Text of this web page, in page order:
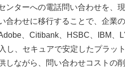
ンターへの電話問い合わせを、
合わせに移行することで、企業
、Citibank、HSBC、IBM、
し、セキュアで安定したプラッ
しながら、問い合わせコストの